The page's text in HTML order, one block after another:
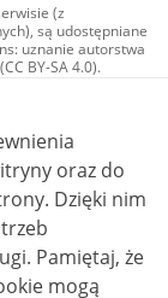
(z
są udostępniane
uznanie autorstwa
BY-SA 4.0).
materiały
licencji typu
użycie
4.0 (CC BY-
inaczej.
oraz do
nim
że
mogą